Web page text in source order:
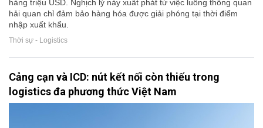
hàng triệu USD. Nghịch lý này xuất phát từ việc luồng thông quan
hải quan chỉ đảm bảo hàng hóa được giải phóng tại thời điểm
nhập xuất khẩu.
Thời sự - Logistics
Cảng cạn và ICD: nút kết nối còn thiếu trong
logistics đa phương thức Việt Nam